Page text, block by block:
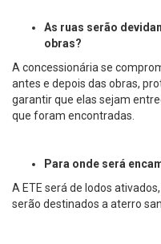
As ruas serão
obras?
A concessionária se
antes e depois das obras,
garantir que elas sejam
que foram encontradas.
Para onde será
A ETE será de lodos
serão destinados a aterro